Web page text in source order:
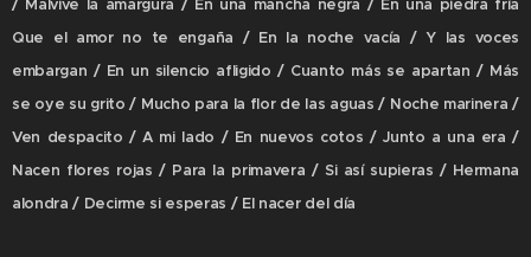
/ Malvive la amargura / En una mancha negra / En una piedra fría
Que el amor no te engaña / En la noche vacía / Y las voces
embargan / En un silencio afligido / Cuanto más se apartan / Más
se oye su grito / Mucho para la flor de las aguas / Noche marinera /
Ven despacito / A mi lado / En nuevos cotos / Junto a una era /
Nacen flores rojas / Para la primavera / Si así supieras / Hermana
alondra / Decirme si esperas / El nacer del día